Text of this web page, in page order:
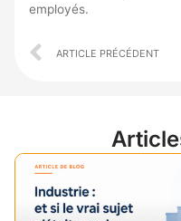
employés.
Prev
ARTICLE PRÉCÉDENT